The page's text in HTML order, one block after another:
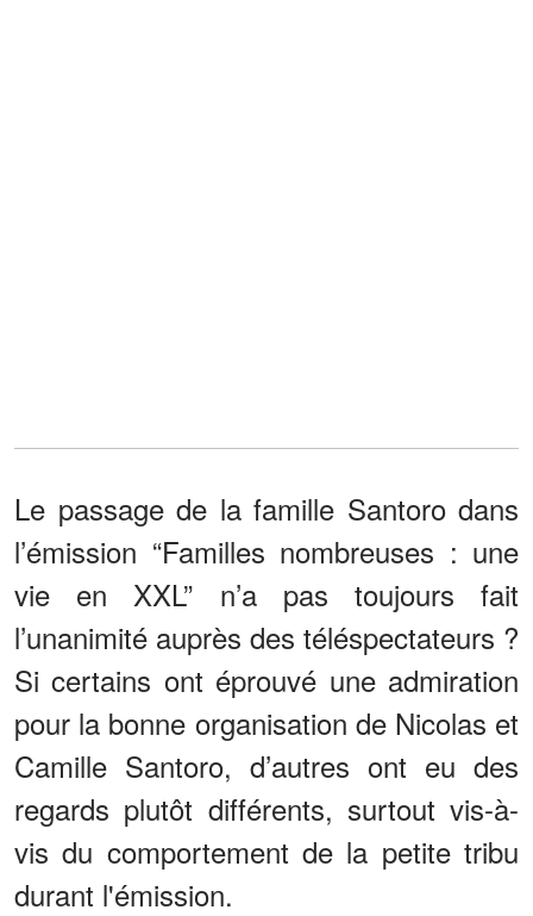
Le passage de la famille Santoro dans
l’émission “Familles nombreuses : une
vie en XXL” n’a pas toujours fait
l’unanimité auprès des téléspectateurs ?
Si certains ont éprouvé une admiration
pour la bonne organisation de Nicolas et
Camille Santoro, d’autres ont eu des
regards plutôt différents, surtout vis-à-
vis du comportement de la petite tribu
durant l'émission.